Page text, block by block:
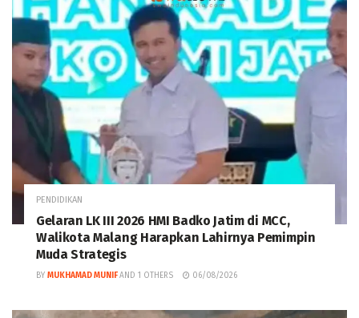
PENDIDIKAN
Gelaran LK III 2026 HMI Badko Jatim di MCC,
Walikota Malang Harapkan Lahirnya Pemimpin
Muda Strategis
BY MUKHAMAD MUNIF AND 1 OTHERS 06/08/2026